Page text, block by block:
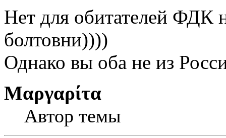
Нет для обитателей ФДК
болтовни))))
Однако вы оба не из
Μαργαρίτα
Автор темы